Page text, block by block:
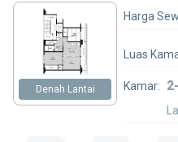
Denah Lantai
Harga
Luas
Kamar: